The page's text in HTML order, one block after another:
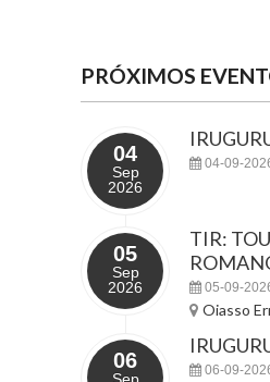
PRÓXIMOS
04
Sep
2026
04-09-
05
Sep
2026
TIR:
05-09-
Oiasso
06 06-09-